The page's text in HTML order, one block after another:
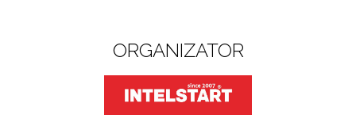
ORGANIZATOR